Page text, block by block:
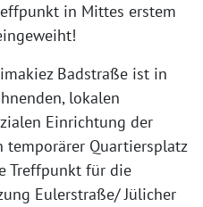
in Mittes erstem
Badstraße ist in
lokalen
Einrichtung der
temporärer Quartiersplatz
Treffpunkt für die
Eulerstraße/ Jülicher